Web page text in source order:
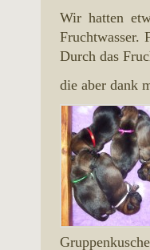
Wir hatten
Fruchtwasser.
Durch das
die aber dank